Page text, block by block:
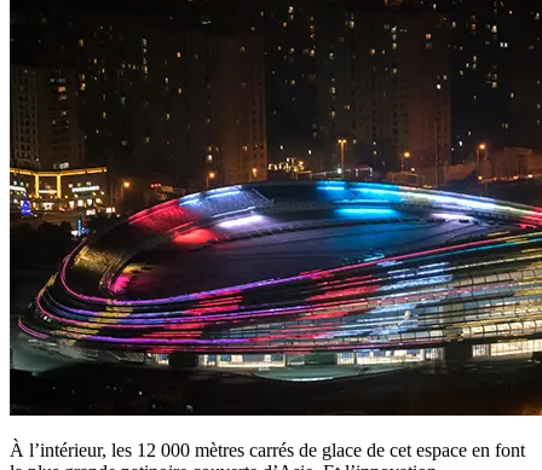
À l’intérieur, les 12 000 mètres carrés de glace de cet espace en font